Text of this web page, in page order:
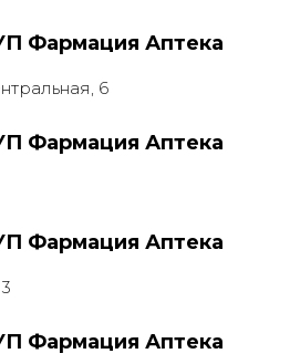
Фармация Аптека
6
Фармация Аптека
Фармация Аптека
Фармация Аптека